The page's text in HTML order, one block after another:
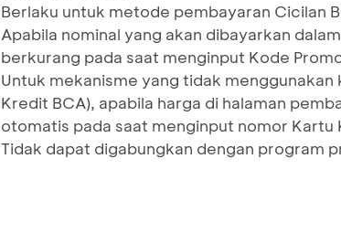
Berlaku untuk metode pembayaran Cicilan
Apabila nominal yang akan dibayarkan
berkurang pada saat menginput Kode
Untuk mekanisme yang tidak
Kredit BCA), apabila harga di halaman
otomatis pada saat menginput nomor Kartu
Tidak dapat digabungkan dengan program